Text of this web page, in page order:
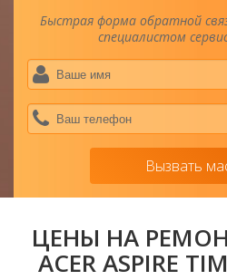
Быстрая форма обратной
специалистом
Вызвать
ЦЕНЫ НА
ACER ASPIRE